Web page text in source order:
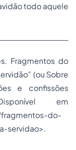
todo aquele
Fragmentos do
(ou Sobre
e confissões
em
do-
servidao>.